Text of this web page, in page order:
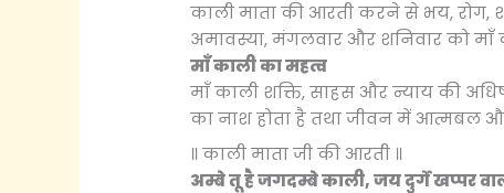
काली माता की आरती करने से भय, रोग,
अमावस्या, मंगलवार और शनिवार को
माँ काली का महत्व
माँ काली शक्ति, साहस और न्याय की
का नाश होता है तथा जीवन में आत्मबल और
॥ काली माता जी की आरती ॥
अम्बे तू है जगदम्बे काली, जय दुर्गे खप्पर